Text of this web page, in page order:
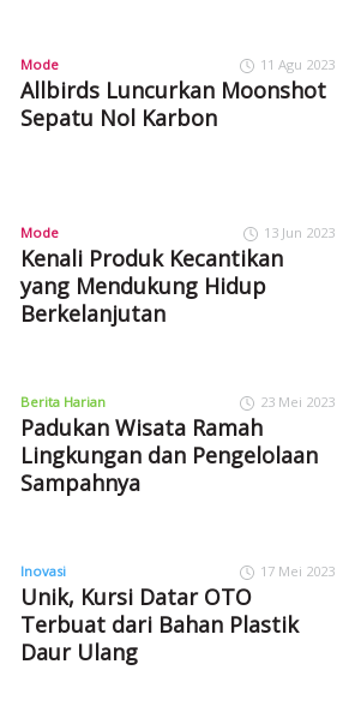
Mode 11 Agu 2023
Allbirds Luncurkan Moonshot
Sepatu Nol Karbon
Mode 13 Jun 2023
Kenali Produk Kecantikan
yang Mendukung Hidup
Berkelanjutan
Berita Harian 23 Mei 2023
Padukan Wisata Ramah
Lingkungan dan Pengelolaan
Sampahnya
Inovasi 17 Mei 2023
Unik, Kursi Datar OTO
Terbuat dari Bahan Plastik
Daur Ulang